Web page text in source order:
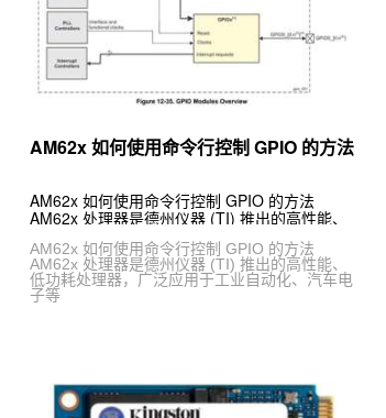
AM62x 如何使用命令行控制 GPIO 的方法
AM62x 如何使用命令行控制 GPIO 的方法
AM62x 处理器是德州仪器 (TI) 推出的高性能、
子等
AM62x 如何使用命令行控制 GPIO 的方法
AM62x 处理器是德州仪器 (TI) 推出的高性能、
低功耗处理器，广泛应用于工业自动化、汽车电
子等